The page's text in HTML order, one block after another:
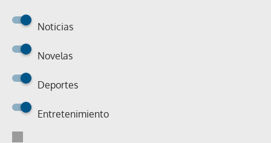
Noticias
Novelas
Deportes
Entretenimiento